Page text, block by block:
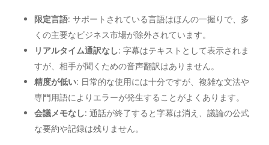
限定言語: サポートされている言語はほんの一握りで、多
くの主要なビジネス市場が除外されています。
リアルタイム通訳なし: 字幕はテキストとして表示されま
すが、相手が聞くための音声翻訳はありません。
精度が低い: 日常的な使用には十分ですが、複雑な文法や
専門用語によりエラーが発生することがよくあります。
会議メモなし: 通話が終了すると字幕は消え、議論の公式
な要約や記録は残りません。